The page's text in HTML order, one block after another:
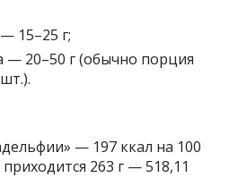
15–25 г;
— 20–50 г (обычно порция
— 197 ккал на 100
263 г — 518,11